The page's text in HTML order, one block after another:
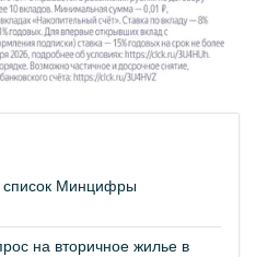
Минцифры
на вторичное жилье в